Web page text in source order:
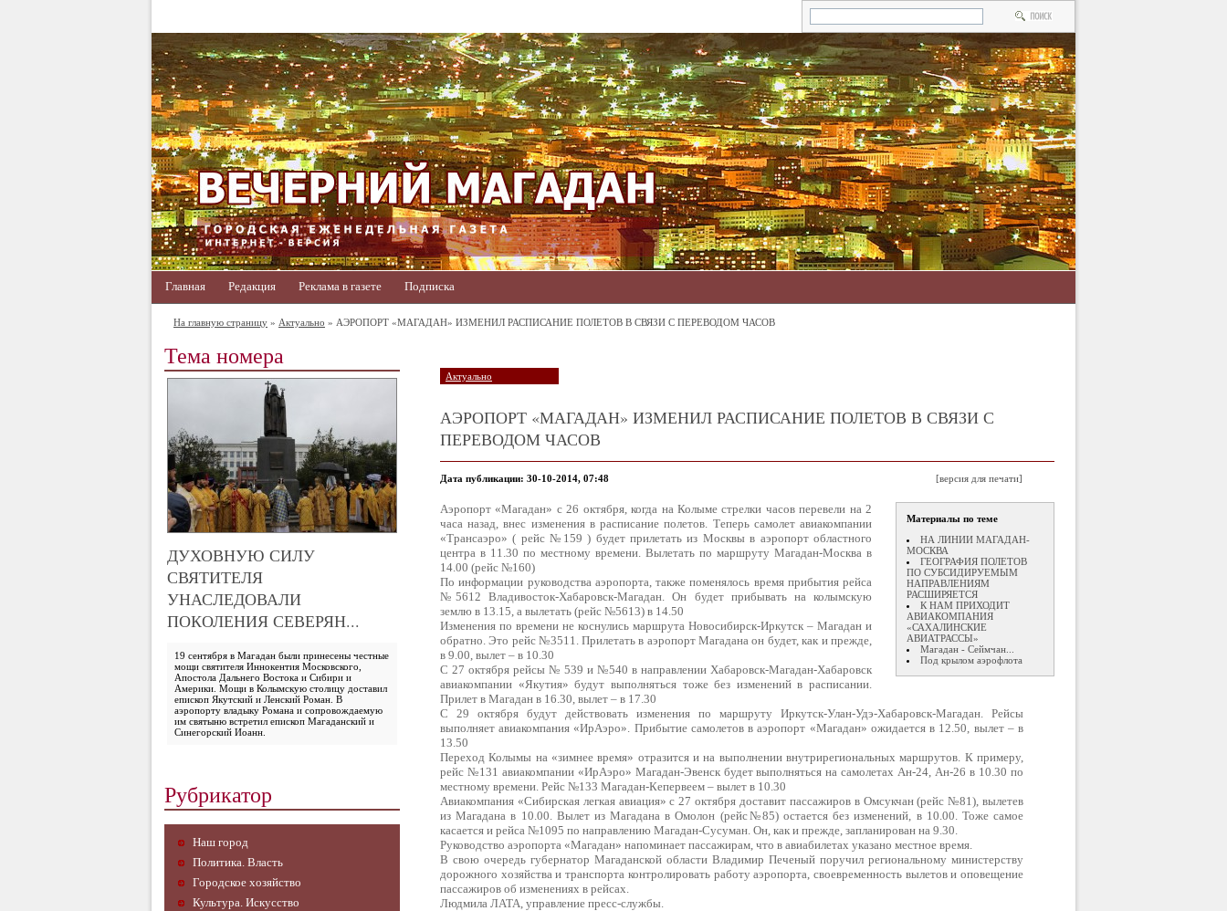
Главная Редакция Реклама в газете Подписка
На главную страницу » Актуально » АЭРОПОРТ «МАГАДАН» ИЗМЕНИЛ РАСПИСАНИЕ ПОЛЕТОВ В СВЯЗИ С ПЕРЕВОДОМ ЧАСОВ
Тема номера
ДУХОВНУЮ СИЛУ
СВЯТИТЕЛЯ
УНАСЛЕДОВАЛИ
ПОКОЛЕНИЯ СЕВЕРЯН...
19 сентября в Магадан были принесены честные
мощи святителя Иннокентия Московского,
Апостола Дальнего Востока и Сибири и
Америки. Мощи в Колымскую столицу доставил
епископ Якутский и Ленский Роман. В
аэропорту владыку Романа и сопровождаемую
им святыню встретил епископ Магаданский и
Синегорский Иоанн.
Рубрикатор
Наш город
Политика. Власть
Городское хозяйство
Культура. Искусство
Актуально
АЭРОПОРТ «МАГАДАН» ИЗМЕНИЛ РАСПИСАНИЕ ПОЛЕТОВ В СВЯЗИ С
ПЕРЕВОДОМ ЧАСОВ
Дата публикации: 30-10-2014, 07:48 [версия для печати]
Материалы по теме
НА ЛИНИИ МАГАДАН-
МОСКВА
ГЕОГРАФИЯ ПОЛЕТОВ
ПО СУБСИДИРУЕМЫМ
НАПРАВЛЕНИЯМ
РАСШИРЯЕТСЯ
К НАМ ПРИХОДИТ
АВИАКОМПАНИЯ
«САХАЛИНСКИЕ
АВИАТРАССЫ»
Магадан - Сеймчан...
Под крылом аэрофлота
Аэропорт «Магадан» с 26 октября, когда на Колыме стрелки часов перевели на 2
часа назад, внес изменения в расписание полетов. Теперь самолет авиакомпании
«Трансаэро» ( рейс №159 ) будет прилетать из Москвы в аэропорт областного
центра в 11.30 по местному времени. Вылетать по маршруту Магадан-Москва в
14.00 (рейс №160)
По информации руководства аэропорта, также поменялось время прибытия рейса
№5612 Владивосток-Хабаровск-Магадан. Он будет прибывать на колымскую
землю в 13.15, а вылетать (рейс №5613) в 14.50
Изменения по времени не коснулись маршрута Новосибирск-Иркутск – Магадан и
обратно. Это рейс №3511. Прилетать в аэропорт Магадана он будет, как и прежде,
в 9.00, вылет – в 10.30
С 27 октября рейсы № 539 и №540 в направлении Хабаровск-Магадан-Хабаровск
авиакомпании «Якутия» будут выполняться тоже без изменений в расписании.
Прилет в Магадан в 16.30, вылет – в 17.30
С 29 октября будут действовать изменения по маршруту Иркутск-Улан-Удэ-Хабаровск-Магадан. Рейсы
выполняет авиакомпания «ИрАэро». Прибытие самолетов в аэропорт «Магадан» ожидается в 12.50, вылет – в
13.50
Переход Колымы на «зимнее время» отразится и на выполнении внутрирегиональных маршрутов. К примеру,
рейс №131 авиакомпании «ИрАэро» Магадан-Эвенск будет выполняться на самолетах Ан-24, Ан-26 в 10.30 по
местному времени. Рейс №133 Магадан-Кепервеем – вылет в 10.30
Авиакомпания «Сибирская легкая авиация» с 27 октября доставит пассажиров в Омсукчан (рейс №81), вылетев
из Магадана в 10.00. Вылет из Магадана в Омолон (рейс№85) остается без изменений, в 10.00. Тоже самое
касается и рейса №1095 по направлению Магадан-Сусуман. Он, как и прежде, запланирован на 9.30.
Руководство аэропорта «Магадан» напоминает пассажирам, что в авиабилетах указано местное время.
В свою очередь губернатор Магаданской области Владимир Печеный поручил региональному министерству
дорожного хозяйства и транспорта контро­лировать работу аэропорта, своевременность вылетов и оповещение
пассажиров об изменениях в рейсах.
Людмила ЛАТА, управление пресс-службы.